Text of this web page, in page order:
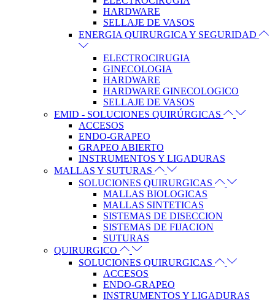
HARDWARE
SELLAJE DE VASOS
ENERGIA QUIRURGICA Y SEGURIDAD
ELECTROCIRUGIA
GINECOLOGIA
HARDWARE
HARDWARE GINECOLOGICO
SELLAJE DE VASOS
EMID - SOLUCIONES QUIRÚRGICAS
ACCESOS
ENDO-GRAPEO
GRAPEO ABIERTO
INSTRUMENTOS Y LIGADURAS
MALLAS Y SUTURAS
SOLUCIONES QUIRURGICAS
MALLAS BIOLOGICAS
MALLAS SINTETICAS
SISTEMAS DE DISECCION
SISTEMAS DE FIJACION
SUTURAS
QUIRURGICO
SOLUCIONES QUIRURGICAS
ACCESOS
ENDO-GRAPEO
INSTRUMENTOS Y LIGADURAS